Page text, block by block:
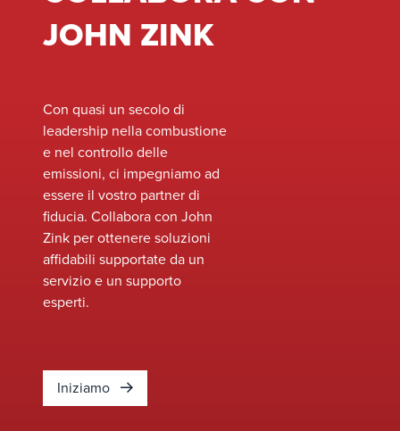
progettati per
migliorare la
l'affidabilità del
sistema.&nbsp;
JOHN ZINK
Con quasi un secolo di
leadership nella combustione
e nel controllo delle
emissioni, ci impegniamo ad
essere il vostro partner di
fiducia. Collabora con John
Zink per ottenere soluzioni
affidabili supportate da un
servizio e un supporto
esperti.
Iniziamo